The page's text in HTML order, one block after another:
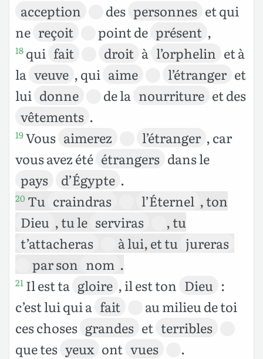
acception
des personnes et qui
ne reçoit point de présent ,
18 qui fait droit à l’orphelin et à
la veuve , qui aime l’étranger et
lui donne de la nourriture et des
vêtements .
19Vous aimerez l’étranger , car
vous avez été étrangers dans le
pays
d’Égypte .
20 Tu craindras l’Éternel , ton
Dieu , tu le serviras
, tu
t’attacheras
à lui, et tu jureras
par son nom .
21 Il est ta gloire , il est ton Dieu :
c’est lui qui a fait
au milieu de toi
ces choses grandes et terribles
que tes yeux ont vues .